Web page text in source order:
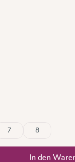
7 8
In den